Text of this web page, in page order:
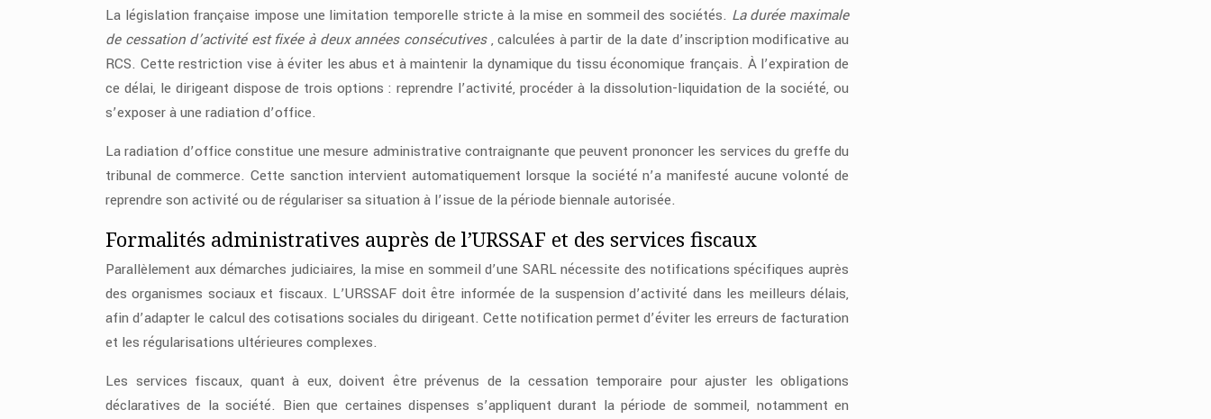
La législation française impose une limitation temporelle stricte à la mise en sommeil des sociétés. La durée maximale
de cessation d’activité est fixée à deux années consécutives, calculées à partir de la date d’inscription modificative au
RCS. Cette restriction vise à éviter les abus et à maintenir la dynamique du tissu économique français. À l’expiration de
ce délai, le dirigeant dispose de trois options : reprendre l’activité, procéder à la dissolution-liquidation de la société, ou
s’exposer à une radiation d’office.
La radiation d’office constitue une mesure administrative contraignante que peuvent prononcer les services du greffe du
tribunal de commerce. Cette sanction intervient automatiquement lorsque la société n’a manifesté aucune volonté de
reprendre son activité ou de régulariser sa situation à l’issue de la période biennale autorisée.
Formalités administratives auprès de l’URSSAF et des services fiscaux
Parallèlement aux démarches judiciaires, la mise en sommeil d’une SARL nécessite des notifications spécifiques auprès
des organismes sociaux et fiscaux. L’URSSAF doit être informée de la suspension d’activité dans les meilleurs délais,
afin d’adapter le calcul des cotisations sociales du dirigeant. Cette notification permet d’éviter les erreurs de facturation
et les régularisations ultérieures complexes.
Les services fiscaux, quant à eux, doivent être prévenus de la cessation temporaire pour ajuster les obligations
déclaratives de la société. Bien que certaines dispenses s’appliquent durant la période de sommeil, notamment en